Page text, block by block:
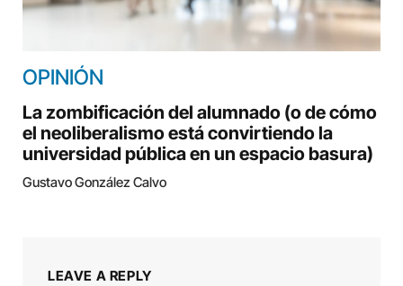
OPINIÓN
La zombificación del alumnado (o de cómo
el neoliberalismo está convirtiendo la
universidad pública en un espacio basura)
Gustavo González Calvo
LEAVE A REPLY